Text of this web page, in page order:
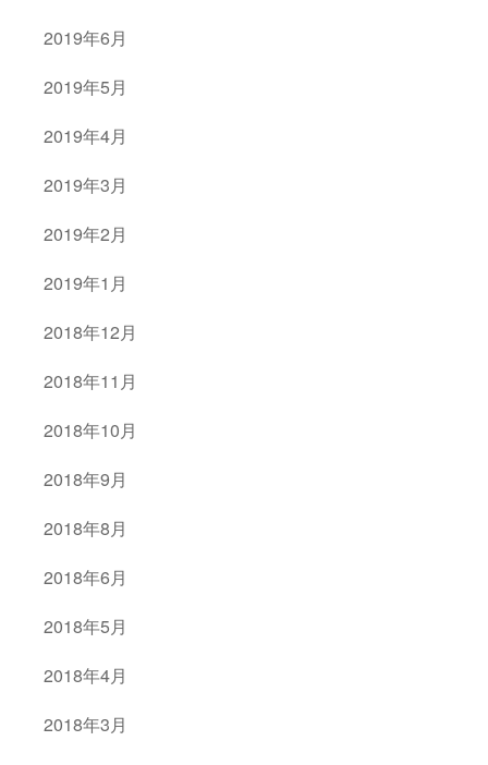
2019年6月
2019年5月
2019年4月
2019年3月
2019年2月
2019年1月
2018年12月
2018年11月
2018年10月
2018年9月
2018年8月
2018年6月
2018年5月
2018年4月
2018年3月